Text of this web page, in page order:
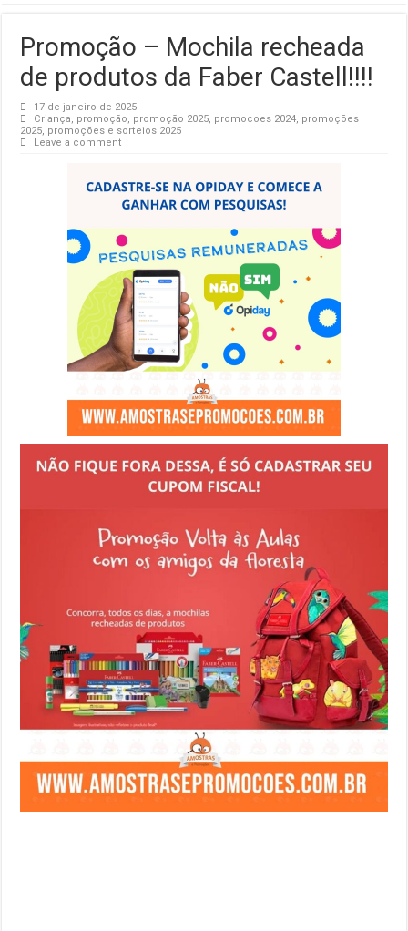
Promoção – Mochila recheada
de produtos da Faber Castell!!!!
17 de janeiro de 2025
Criança, promoção, promoção 2025, promocoes 2024, promoções
2025, promoções e sorteios 2025
Leave a comment